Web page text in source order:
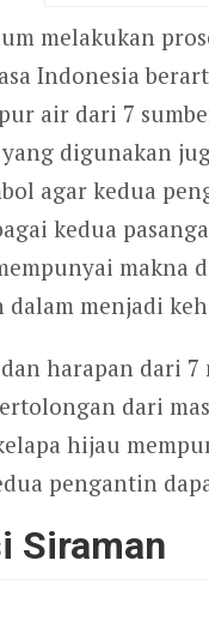
melakukan
Indonesia
air dari 7
digunakan
agar kedua
kedua
makna
dalam menjadi
harapan dari
dari
hijau
pengantin
Siraman